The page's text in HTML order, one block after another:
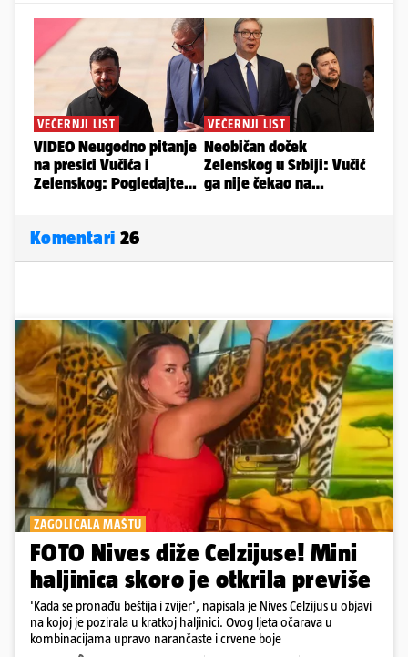
Komentari 26
ZAGOLICALA MAŠTU
FOTO Nives diže Celzijuse! Mini
haljinica skoro je otkrila previše
'Kada se pronađu beštija i zvijer', napisala je Nives Celzijus u objavi
na kojoj je pozirala u kratkoj haljinici. Ovog ljeta očarava u
kombinacijama upravo narančaste i crvene boje